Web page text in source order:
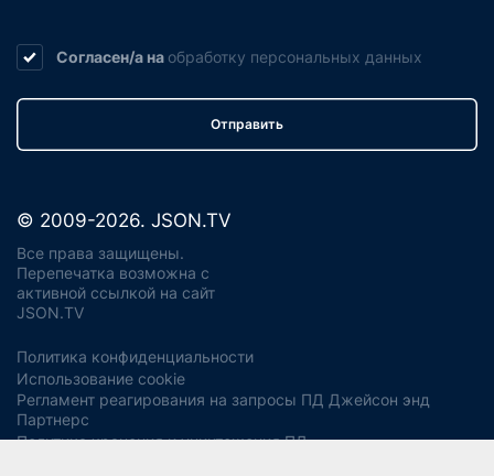
Согласен/а на обработку персональных данных
Отправить
© 2009-2026. JSON.TV
Все права защищены.
Перепечатка возможна с
активной ссылкой на сайт
JSON.TV
Политика конфиденциальности
Использование cookie
Регламент реагирования на запросы ПД Джейсон энд
Партнерс
Политика хранения и уничтожения ПД